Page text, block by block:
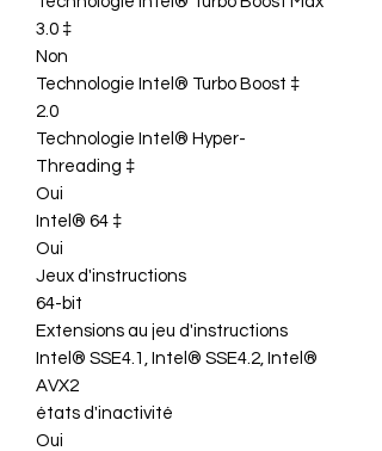
3.0 ‡
Non
Technologie Intel® Turbo Boost ‡
2.0
Technologie Intel® Hyper-
Threading ‡
Oui
Intel® 64 ‡
Oui
Jeux d'instructions
64-bit
Extensions au jeu d'instructions
Intel® SSE4.1, Intel® SSE4.2, Intel®
AVX2
états d'inactivité
Oui